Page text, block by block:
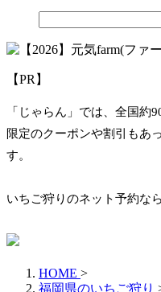
【PR】
「じゃらん」では、全国約
限定のクーポンや割引もあ
す。
いちご狩りのネット予約な
HOME >
福岡県のいちご狩り